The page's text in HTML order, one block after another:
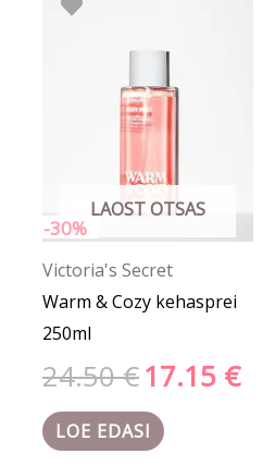
-30%
LAOST OTSAS
Victoria's Secret
Warm & Cozy kehasprei
250ml
24.50€17.15 €
LOE EDASI